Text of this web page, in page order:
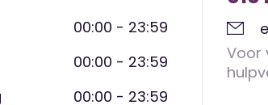
via A16, G.K. van
maart
00:00 - 23:59
00:00 - 23:59
00:00 - 23:59
Voor